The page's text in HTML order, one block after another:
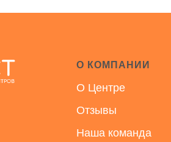
О КОМПАНИИ
О Центре
Отзывы
Наша команда